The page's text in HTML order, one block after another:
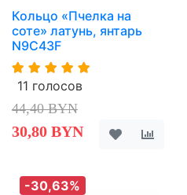
Кольцо «Пчелка на
соте» латунь, янтарь
N9C43F
11 голосов
44,40 BYN
30,80 BYN
-30,63%